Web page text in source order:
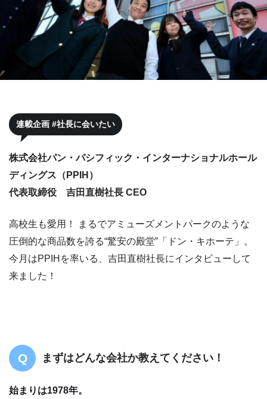
連載企画 #社長に会いたい
株式会社パン・パシフィック・インターナショナルホール
ディングス（PPIH）
代表取締役 吉田直樹社長 CEO
高校生も愛用！ まるでアミューズメントパークのような
圧倒的な商品数を誇る“驚安の殿堂”「ドン・キホーテ」。
今月はPPIHを率いる、吉田直樹社長にインタビューして
来ました！
まずはどんな会社か教えてください！
始まりは1978年。